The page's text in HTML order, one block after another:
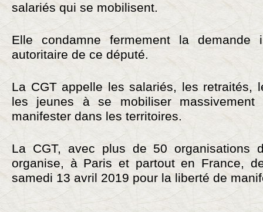
salariés qui se mobilisent.
Elle condamne fermement la demande
autoritaire de ce député.
La CGT appelle les salariés, les retraités,
les jeunes à se mobiliser
manifester dans les territoires.
La CGT, avec plus de 50 organisations
organise, à Paris et partout en France,
samedi 13 avril 2019 pour la liberté de